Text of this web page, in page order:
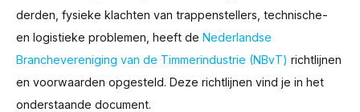
derden, fysieke klachten van trappenstellers, technische-
en logistieke problemen, heeft de Nederlandse
Branchevereniging van de Timmerindustrie (NBvT) richtlijnen
en voorwaarden opgesteld. Deze richtlijnen vind je in het
onderstaande document.